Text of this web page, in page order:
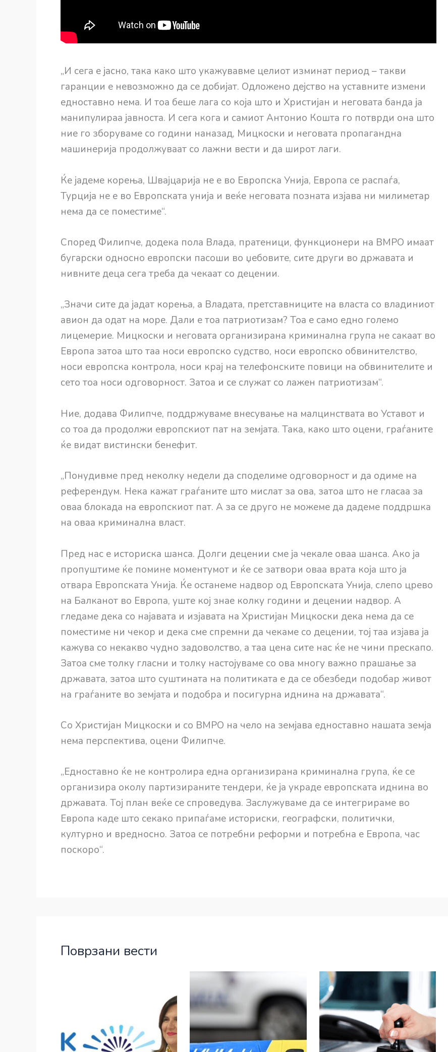
„И сега е јасно, така како што укажувавме целиот изминат период – такви
гаранции е невозможно да се добијат. Одложено дејство на уставните измени
едноставно нема. И тоа беше лага со која што и Христијан и неговата банда ја
манипулираа јавноста. И сега кога и самиот Антонио Кошта го потврди она што
ние го зборуваме со години наназад, Мицкоски и неговата пропагандна
машинерија продолжуваат со лажни вести и да широт лаги.
Ќе јадеме корења, Швајцарија не е во Европска Унија, Европа се распаѓа,
Турција не е во Европската унија и веќе неговата позната изјава ни милиметар
нема да се поместиме“.
Според Филипче, додека пола Влада, пратеници, функционери на ВМРО имаат
бугарски односно европски пасоши во џебовите, сите други во државата и
нивните деца сега треба да чекаат со децении.
„Значи сите да јадат корења, а Владата, претставниците на власта со владиниот
авион да одат на море. Дали е тоа патриотизам? Тоа е само едно големо
лицемерие. Мицкоски и неговата организирана криминална група не сакаат во
Европа затоа што таа носи европско судство, носи европско обвинителство,
носи европска контрола, носи крај на телефонските повици на обвинителите и
сето тоа носи одговорност. Затоа и се служат со лажен патриотизам“.
Ние, додава Филипче, поддржуваме внесување на малцинствата во Уставот и
со тоа да продолжи европскиот пат на земјата. Така, како што оцени, граѓаните
ќе видат вистински бенефит.
„Понудивме пред неколку недели да споделиме одговорност и да одиме на
референдум. Нека кажат граѓаните што мислат за ова, затоа што не гласаа за
оваа блокада на европскиот пат. А за се друго не можеме да дадеме поддршка
на оваа криминална власт.
Пред нас е историска шанса. Долги децении сме ја чекале оваа шанса. Ако ја
пропуштиме ќе помине моментумот и ќе се затвори оваа врата која што ја
отвара Европската Унија. Ќе останеме надвор од Европската Унија, слепо црево
на Балканот во Европа, уште кој знае колку години и децении надвор. А
гледаме дека со најавата и изјавата на Христијан Мицкоски дека нема да се
поместиме ни чекор и дека сме спремни да чекаме со децении, тој таа изјава ја
кажува со некакво чудно задоволство, а таа цена сите нас ќе не чини прескапо.
Затоа сме толку гласни и толку настојуваме со ова многу важно прашање за
државата, затоа што суштината на политиката е да се обезбеди подобар живот
на граѓаните во земјата и подобра и посигурна иднина на државата“.
Со Христијан Мицкоски и со ВМРО на чело на земјава едноставно нашата земја
нема перспектива, оцени Филипче.
„Едноставно ќе не контролира една организирана криминална група, ќе се
организира околу партизираните тендери, ќе ја украде европската иднина во
државата. Тој план веќе се спроведува. Заслужуваме да се интегрираме во
Европа каде што секако припаѓаме историски, географски, политички,
културно и вредносно. Затоа се потребни реформи и потребна е Европа, час
поскоро“.
Поврзани вести